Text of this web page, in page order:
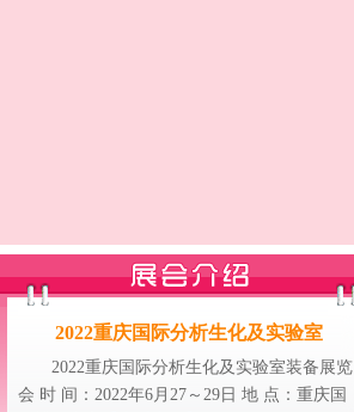
2022重庆国际分析生化及实验室
2022重庆国际分析生化及实验室装备展览
会 时 间：2022年6月27～29日 地 点：重庆国